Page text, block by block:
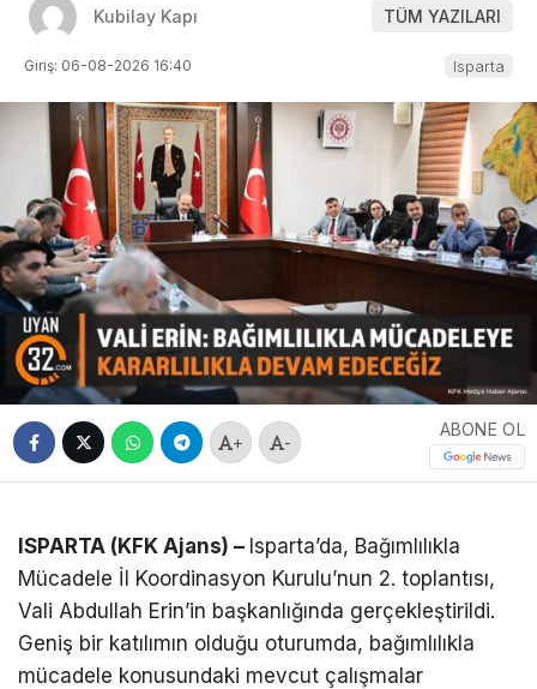
Kubilay Kapı TÜM YAZILARI
Giriş: 06-08-2026 16:40 Isparta
+ -
ABONE OL
ISPARTA (KFK Ajans) – Isparta’da, Bağımlılıkla
Mücadele İl Koordinasyon Kurulu’nun 2. toplantısı,
Vali Abdullah Erin’in başkanlığında gerçekleştirildi.
Geniş bir katılımın olduğu oturumda, bağımlılıkla
mücadele konusundaki mevcut çalışmalar